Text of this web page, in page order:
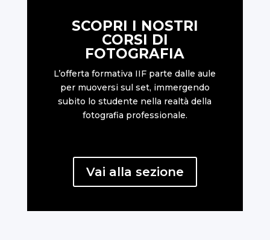
SCOPRI I NOSTRI
CORSI DI
FOTOGRAFIA
L’offerta formativa IIF parte dalle aule
per muoversi sul set, immergendo
subito lo studente nella realtà della
fotografia professionale.
Vai alla sezione